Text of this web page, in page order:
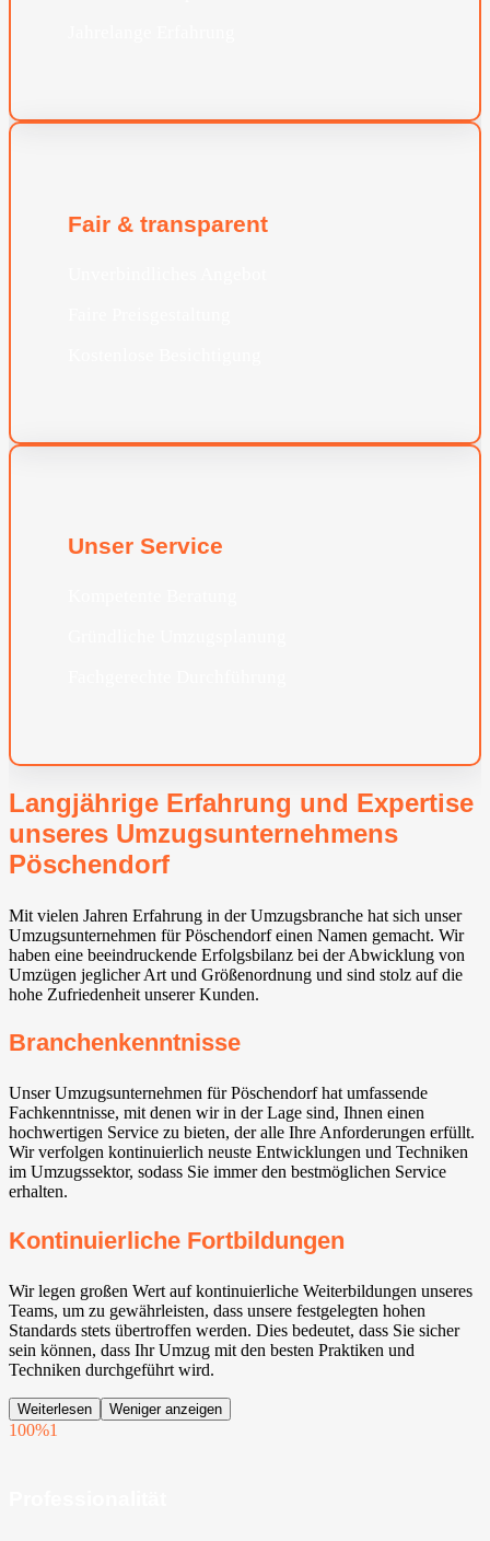
Fair & transparent
Unser Service
Langjährige Erfahrung und Expertise
unseres Umzugsunternehmens
Pöschendorf
Mit vielen Jahren Erfahrung in der Umzugsbranche hat sich unser
Umzugsunternehmen für Pöschendorf einen Namen gemacht. Wir
haben eine beeindruckende Erfolgsbilanz bei der Abwicklung von
Umzügen jeglicher Art und Größenordnung und sind stolz auf die
hohe Zufriedenheit unserer Kunden.
Branchenkenntnisse
Unser Umzugsunternehmen für Pöschendorf hat umfassende
Fachkenntnisse, mit denen wir in der Lage sind, Ihnen einen
hochwertigen Service zu bieten, der alle Ihre Anforderungen erfüllt.
Wir verfolgen kontinuierlich neuste Entwicklungen und Techniken
im Umzugssektor, sodass Sie immer den bestmöglichen Service
erhalten.
Kontinuierliche Fortbildungen
Wir legen großen Wert auf kontinuierliche Weiterbildungen unseres
Teams, um zu gewährleisten, dass unsere festgelegten hohen
Standards stets übertroffen werden. Dies bedeutet, dass Sie sicher
sein können, dass Ihr Umzug mit den besten Praktiken und
Techniken durchgeführt wird.
Weiterlesen Weniger anzeigen
100%1